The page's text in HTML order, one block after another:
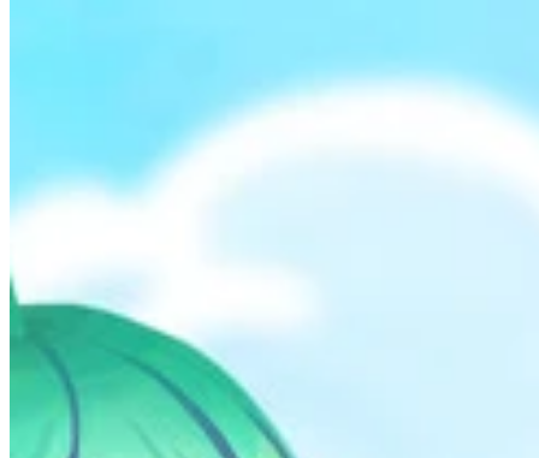
เกมที่มีแผนที่
ข่าวสาร
ดาวน์โหลด
← กลับไปยังแผนที่ Wand ทั้งหมด